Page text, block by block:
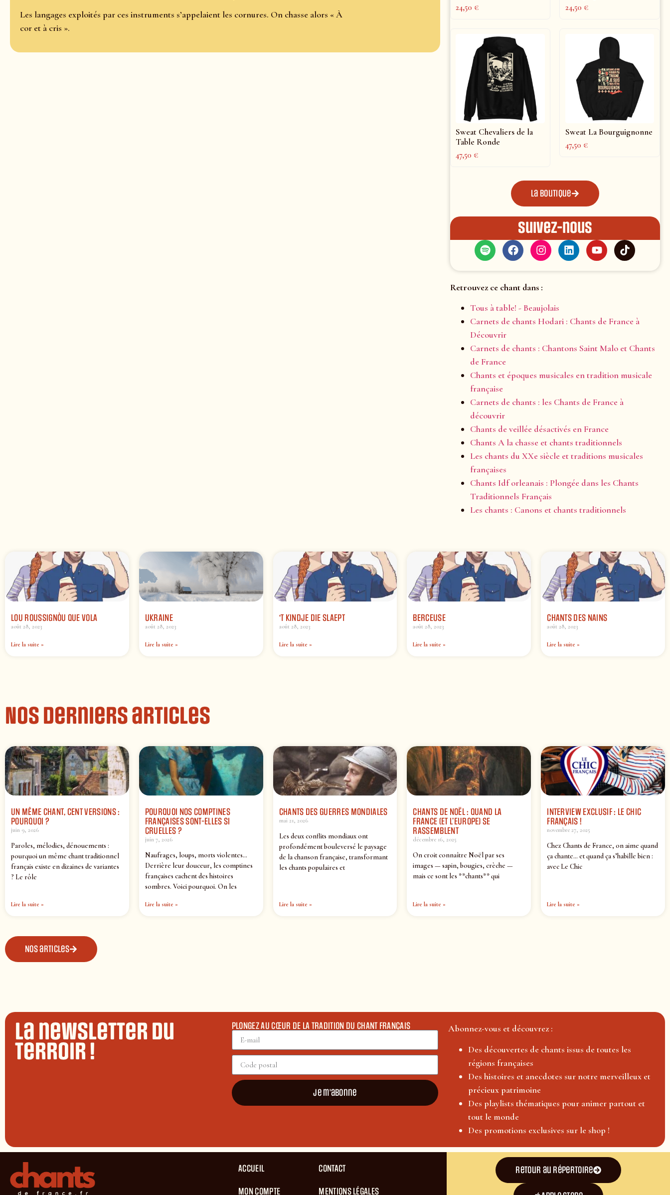
Les langages exploités par ces instruments s’appelaient les cornures. On chasse alors « À
cor et à cris ».
24,50€ 24,50€
Sweat Chevaliers de la
Table Ronde
47,50€
Sweat La Bourguignonne
47,50€
La boutique
Suivez-nous
Retrouvez ce chant dans :
Tous à table! - Beaujolais
Carnets de chants Hodari : Chants de France à
Découvrir
Carnets de chants : Chantons Saint Malo et Chants
de France
Chants et époques musicales en tradition musicale
française
Carnets de chants : les Chants de France à
découvrir
Chants de veillée désactivés en France
Chants A la chasse et chants traditionnels
Les chants du XXe siècle et traditions musicales
françaises
Chants Idf orleanais : Plongée dans les Chants
Traditionnels Français
Les chants : Canons et chants traditionnels
LOU ROUSSIGNÒU QUE VOLA
août 28, 2023
Lire la suite »
UKRAINE
août 28, 2023
Lire la suite »
‘T KINDJE DIE SLAEPT
août 28, 2023
Lire la suite »
BERCEUSE
août 28, 2023
Lire la suite »
CHANTS DES NAINS
août 28, 2023
Lire la suite »
Nos derniers articles
UN MÊME CHANT, CENT VERSIONS :
POURQUOI ?
juin 9, 2026
Paroles, mélodies, dénouements :
pourquoi un même chant traditionnel
français existe en dizaines de variantes
? Le rôle
Lire la suite »
POURQUOI NOS COMPTINES
FRANÇAISES SONT-ELLES SI
CRUELLES ?
juin 7, 2026
Naufrages, loups, morts violentes…
Derrière leur douceur, les comptines
françaises cachent des histoires
sombres. Voici pourquoi. On les
Lire la suite »
CHANTS DES GUERRES MONDIALES
mai 21, 2026
Les deux conflits mondiaux ont
profondément bouleversé le paysage
de la chanson française, transformant
les chants populaires et
Lire la suite »
CHANTS DE NOËL : QUAND LA
FRANCE (ET L’EUROPE) SE
RASSEMBLENT
décembre 16, 2025
On croit connaître Noël par ses
images — sapin, bougies, crèche —
mais ce sont les **chants** qui
Lire la suite »
INTERVIEW EXCLUSIF : LE CHIC
FRANÇAIS !
novembre 27, 2025
Chez Chants de France, on aime quand
ça chante… et quand ça s’habille bien :
avec Le Chic
Lire la suite »
Nos articles
La newsletter du
terroir !
PLONGEZ AU CŒUR DE LA TRADITION DU CHANT FRANÇAIS
Je m'abonne
Abonnez-vous et découvrez :
Des découvertes de chants issus de toutes les
régions françaises
Des histoires et anecdotes sur notre merveilleux et
précieux patrimoine
Des playlists thématiques pour animer partout et
tout le monde
Des promotions exclusives sur le shop !
ACCUEIL
MON COMPTE
CONTACT
MENTIONS LÉGALES
Retour au répertoire